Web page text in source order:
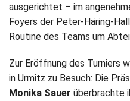
ausgerichtet – im
Foyers der Peter-Häring-
Routine des Teams um
Zur Eröffnung des Turniers
in Urmitz zu Besuch: Die
Monika Sauer überbrachte